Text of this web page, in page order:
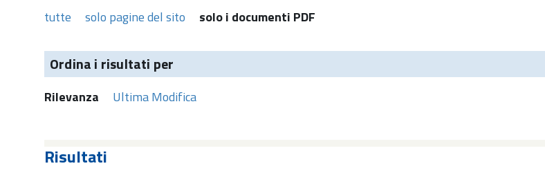
tutte solo pagine del sito solo i documenti PDF
Ordina i risultati per
Rilevanza Ultima Modifica
Risultati